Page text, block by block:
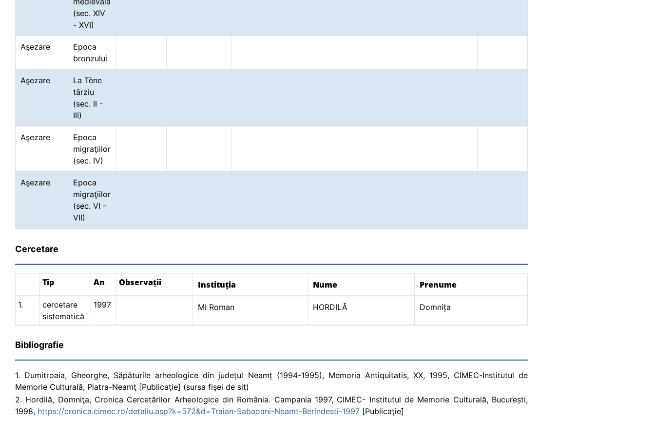
(sec. XIV
- XVI)
Aşezare
Epoca
bronzului
Aşezare
La Tène
târziu
(sec. II -
III)
Aşezare
Epoca
migraţiilor
(sec. IV)
Aşezare
Epoca
migraţiilor
(sec. VI -
VII)
Cercetare
Tip An Observații Instituția Nume Prenume
1.
cercetare
sistematică
1997 MI Roman HORDILĂ Domnița
Bibliografie
1. Dumitroaia, Gheorghe, Săpăturile arheologice din județul Neamț (1994-1995), Memoria Antiquitatis, XX, 1995, CIMEC-Institutul de
Memorie Culturală, Piatra-Neamţ [Publicaţie] (sursa fişei de sit)
2. Hordilă, Domniţa, Cronica Cercetărilor Arheologice din România. Campania 1997, CIMEC- Institutul de Memorie Culturală, București,
1998, https://cronica.cimec.ro/detaliu.asp?k=572&d=Traian-Sabaoani-Neamt-Berindesti-1997 [Publicaţie]